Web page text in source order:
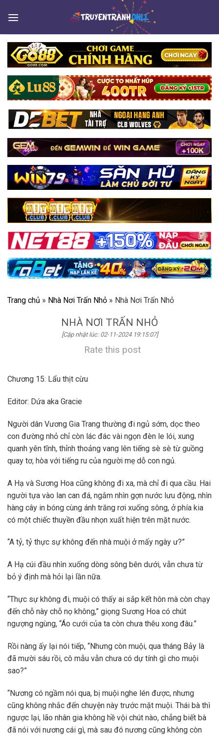
Trang chủ » Nhà Nơi Trấn Nhỏ » Nhà Nơi Trấn Nhỏ
NHÀ NƠI TRẤN NHỎ
[Cập nhật lúc: 02-11-2024 19:15:07]
Rate this post
Chương 15: Lẩu thịt cừu
Editor: Dứa aka Gracie
Người dân Vương Gia Trang thường đi ngủ sớm, dọc theo
con đường nhỏ chỉ còn lác đác vài ngọn đèn le lói, xung
quanh yên tĩnh, thỉnh thoảng vang lên tiếng sè sè từ guồng
quay tơ, hòa với tiếng ru của người mẹ dỗ con ngủ.
A Hạ và Sương Hoa cũng không đi xa, mà chỉ đi qua cầu. Hai
người tựa vào lan can đá, ngắm nhìn gợn nước lưu động, nhìn
hàng cây in bóng cùng ánh trăng rơi xuống sông, ở phía kia
có một chiếc thuyền đầu nhọn xuất hiện trên mặt nước.
“A tỷ, tỷ thực sự không đến nhà muội ở mấy ngày ư?”
A Hạ cúi đầu nhìn xuống dòng sông bên dưới, vẫn chưa từ
bỏ ý định mà hỏi lại lần nữa.
“Thực sự không đi, muội có thấy ai sắp kết hôn mà còn chạy
đến chỗ này chỗ nọ không,” giọng Sương Hoa có chút
ngượng ngùng, “Áo cưới của ta còn chưa thêu xong đâu.”
Rồi nàng ấy lại nói tiếp, “Nhưng còn muội, qua tháng Bảy là
đã mười sáu rồi, cô mẫu vẫn chưa có dự tính gì cho muội
sao?”
“Nương có ngầm nói qua, bị muội nghe lén được, nhưng
cũng không nhắc đến chuyện này trước mặt muội. Thái bà thì
ngược lại, lão nhân gia không hề vội chút nào, chẳng biết bà
đã nói với nương cái gì, mà sau đó nương cũng không còn